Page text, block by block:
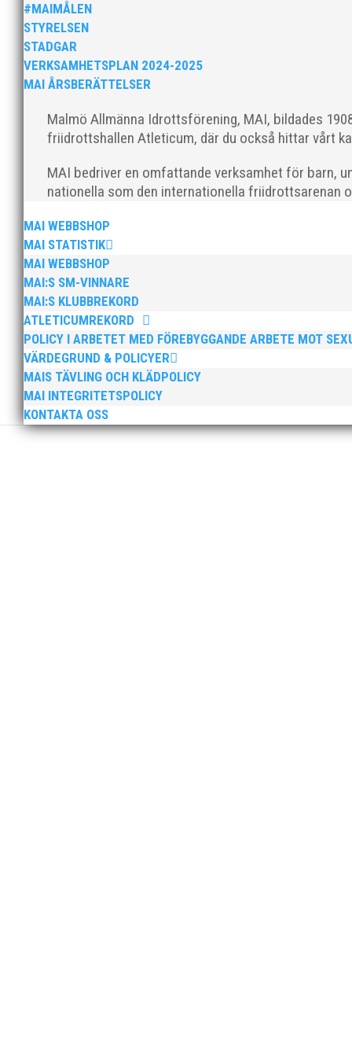
#MAIMÅLEN
STYRELSEN
STADGAR
VERKSAMHETSPLAN 2024-2025
MAI ÅRSBERÄTTELSER
Malmö Allmänna Idrottsförening, MAI, bildades
friidrottshallen Atleticum, där du också hittar vårt
MAI bedriver en omfattande verksamhet för barn,
nationella som den internationella friidrottsarenan
MAI WEBBSHOP
MAI STATISTIK
MAI WEBBSHOP
MAI:S SM-VINNARE
MAI:S KLUBBREKORD
ATLETICUMREKORD
POLICY I ARBETET MED FÖREBYGGANDE ARBETE MOT
VÄRDEGRUND & POLICYER
MAIS TÄVLING OCH KLÄDPOLICY
MAI INTEGRITETSPOLICY
KONTAKTA OSS
När Friidrottssverige samlades för fest gick en av
och bland annat fanns ordförande Fredrik Wennolf
Som traditionen bjuder så var vi ett helt gäng löpare
runt Pildammsparken (2,7 km respektive 5,4
Klubbchef – Malmö Allmänna Idrottsförening (MAI)
Allmänna Idrottsförening – MAI – söker en